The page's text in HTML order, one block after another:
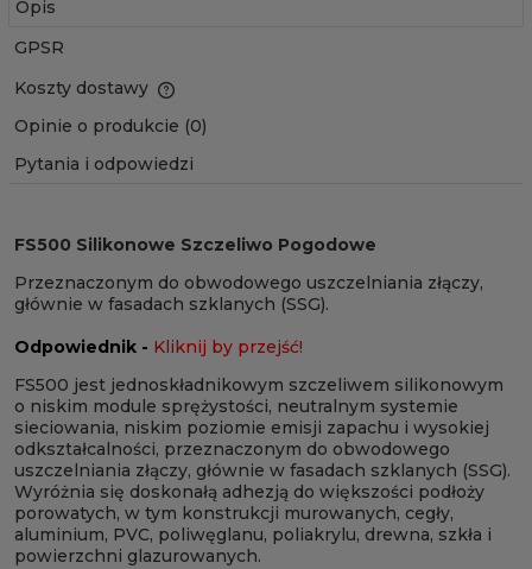
Opis
GPSR
Koszty dostawy
Opinie o produkcie (0)
Pytania i odpowiedzi
FS500 Silikonowe Szczeliwo Pogodowe
Przeznaczonym do obwodowego uszczelniania złączy,
głównie w fasadach szklanych (SSG).
Odpowiednik - Kliknij by przejść!
FS500 jest jednoskładnikowym szczeliwem silikonowym
o niskim module sprężystości, neutralnym systemie
sieciowania, niskim poziomie emisji zapachu i wysokiej
odkształcalności, przeznaczonym do obwodowego
uszczelniania złączy, głównie w fasadach szklanych (SSG).
Wyróżnia się doskonałą adhezją do większości podłoży
porowatych, w tym konstrukcji murowanych, cegły,
aluminium, PVC, poliwęglanu, poliakrylu, drewna, szkła i
powierzchni glazurowanych.